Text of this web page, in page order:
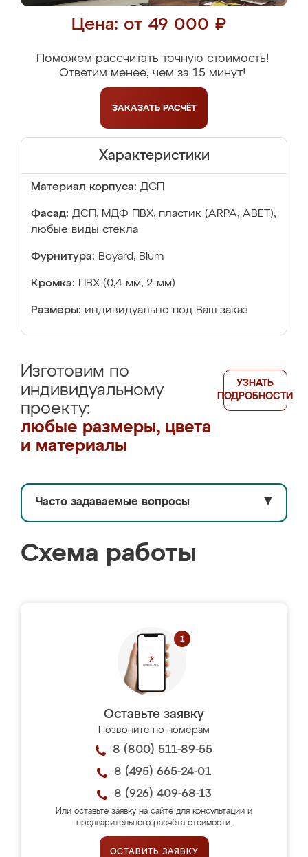
Цена: от 49 000 ₽
Поможем рассчитать точную стоимость!
Ответим менее, чем за 15 минут!
ЗАКАЗАТЬ РАСЧЁТ
Характеристики
Материал корпуса: ДСП
Фасад: ДСП, МДФ ПВХ, пластик (ARPA, ABET),
любые виды стекла
Фурнитура: Boyard, Blum
Кромка: ПВХ (0,4 мм, 2 мм)
Размеры: индивидуально под Ваш заказ
Изготовим по
индивидуальному
проекту:
любые размеры, цвета
и материалы
УЗНАТЬ
ПОДРОБНОСТИ
Часто задаваемые вопросы ▼
Схема работы
Оставьте заявку
Позвоните по номерам
8 (800) 511-89-55
8 (495) 665-24-01
8 (926) 409-68-13
Или оставьте заявку на сайте для консультации и
предварительного расчёта стоимости.
ОСТАВИТЬ ЗАЯВКУ